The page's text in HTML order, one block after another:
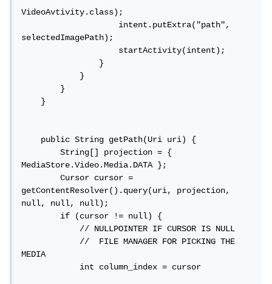
VideoAvtivity.class);
intent.putExtra("path",
selectedImagePath);
startActivity(intent);
}
}
}
}
public String getPath(Uri uri) {
String[] projection = {
MediaStore.Video.Media.DATA };
Cursor cursor =
getContentResolver().query(uri, projection,
null, null, null);
if (cursor != null) {
// NULLPOINTER IF CURSOR IS NULL
//  FILE MANAGER FOR PICKING THE
MEDIA
int column_index = cursor